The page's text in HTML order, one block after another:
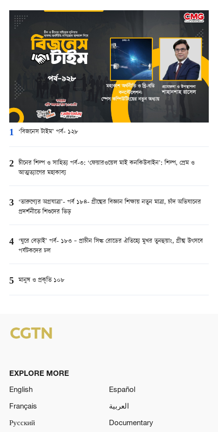
1 ‘বিজনেস টাইম’ পর্ব- ১২৮
2 চীনের শিল্প ও সাহিত্য পর্ব-৩: ‘ফেয়ারওয়েল মাই কনকিউবাইন’: শিল্প, প্রেম ও
আত্মত্যাগের মহাকাব্য
3 ‘তারুণ্যের অগ্রযাত্রা’- পর্ব ১৮৪- গ্রীষ্মের বিজ্ঞান শিক্ষায় নতুন মাত্রা, চাঁদ অভিযানের
প্রদর্শনীতে শিশুদের ভিড়
4 ‘ঘুরে বেড়াই’ পর্ব- ১৮৩ – প্রাচীন সিল্ক রোডের ঐতিহ্যে মুখর তুনহুয়াং, গ্রীষ্ম উৎসবে
পর্যটকদের ঢল
5 মানুষ ও প্রকৃতি ১০৮
EXPLORE MORE
English
Español
Français
العربية
Русский
Documentary